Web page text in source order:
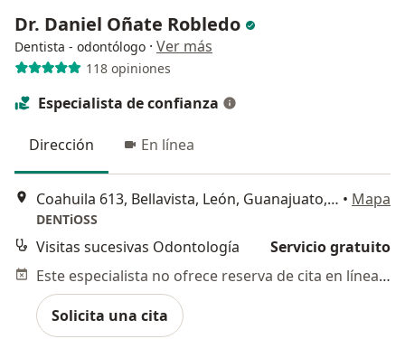
Dr. Daniel Oñate Robledo
Dentista - odontólogo · Ver más
118 opiniones
Especialista de confianza
Dirección En línea
Coahuila 613, Bellavista, León, Guanajuato, México, León • Mapa
DENTiOSS
Visitas sucesivas Odontología
Servicio gratuito
Este especialista no ofrece reserva de cita en línea en esta dirección.
Solicita una cita